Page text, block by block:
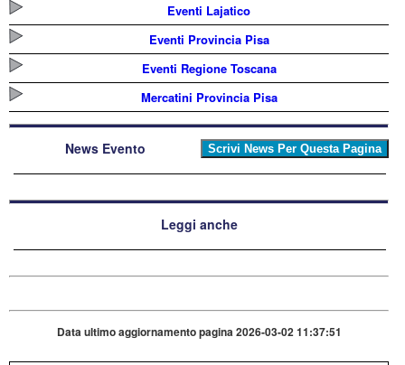
Eventi Lajatico
Eventi Provincia Pisa
Eventi Regione Toscana
Mercatini Provincia Pisa
News Evento
Leggi anche
Data ultimo aggiornamento pagina 2026-03-02 11:37:51